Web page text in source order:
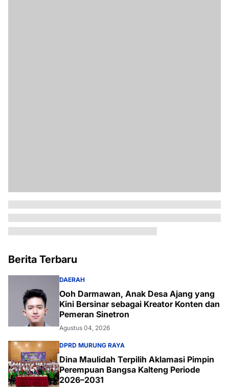
Berita Terbaru
DAERAH
Ooh Darmawan, Anak Desa Ajang yang
Kini Bersinar sebagai Kreator Konten dan
Pemeran Sinetron
Agustus 04, 2026
DPRD MURUNG RAYA
Dina Maulidah Terpilih Aklamasi Pimpin
Perempuan Bangsa Kalteng Periode
2026–2031